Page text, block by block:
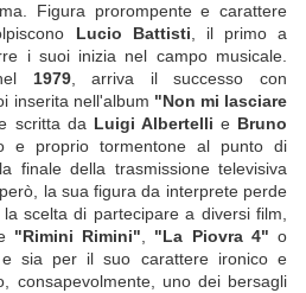
Figura prorompente e carattere
Lucio Battisti , il primo a
i suoi inizia nel campo musicale.
1979, arriva il successo con
inserita nell'album "Non mi lasciare
scritta da Luigi Albertelli e Bruno
e proprio tormentone al punto di
finale della trasmissione televisiva
però, la sua figura da interprete perde
scelta di partecipare a diversi film,
"Rimini Rimini" "La Piovra 4" o
e sia per il suo carattere ironico e
consapevolmente, uno dei bersagli